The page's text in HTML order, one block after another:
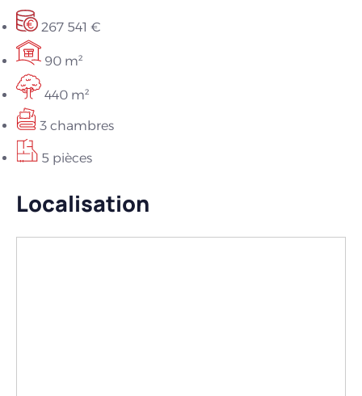
267 541 €
90 m²
440 m²
3 chambres
5 pièces
Localisation